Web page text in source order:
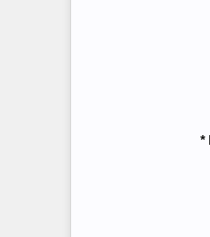
*